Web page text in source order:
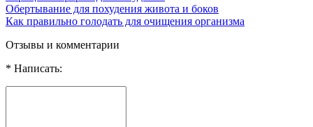
Обертывание для похудения живота и боков
Как правильно голодать для очищения организма
Отзывы и комментарии
* Написать: